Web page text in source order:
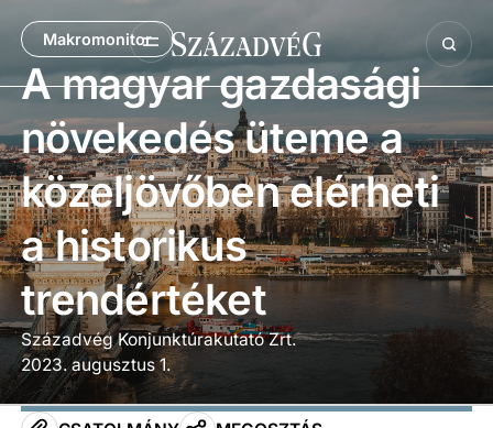
Makromonitor
A magyar gazdasági
növekedés üteme a
közeljövőben elérheti
a historikus
trendértéket
Századvég Konjunktúrakutató Zrt.
2023. augusztus 1.